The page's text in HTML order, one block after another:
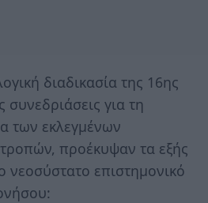
διαδικασία της 16ης
συνεδριάσεις για τη
των εκλεγμένων
προέκυψαν τα εξής
νεοσύστατο επιστημονικό